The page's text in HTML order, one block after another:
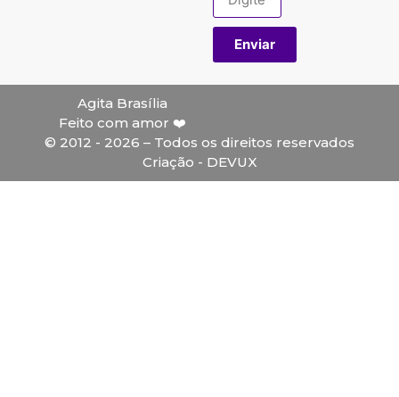
Enviar
Agita Brasília
Feito com amor ❤️
© 2012 - 2026 – Todos os direitos reservados
Criação - DEVUX